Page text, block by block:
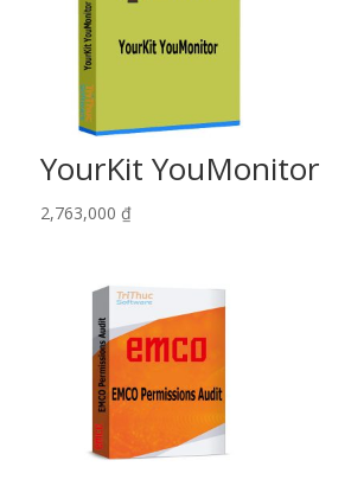
YourKit YouMonitor
2,763,000 ₫